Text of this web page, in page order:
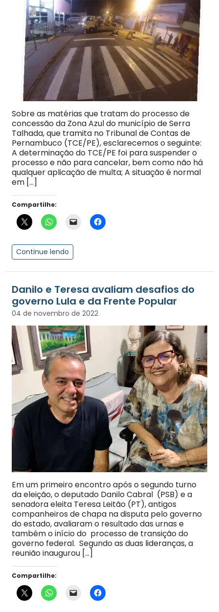
Sobre as matérias que tratam do processo de
concessão da Zona Azul do município de Serra
Talhada, que tramita no Tribunal de Contas de
Pernambuco (TCE/PE), esclarecemos o seguinte:
A determinação do TCE/PE foi para suspender o
processo e não para cancelar, bem como não há
qualquer aplicação de multa; A situação é normal
em […]
Compartilhe:
Continue lendo
Danilo e Teresa avaliam desafios do
governo Lula e da Frente Popular
04 de novembro de 2022
Em um primeiro encontro após o segundo turno
da eleição, o deputado Danilo Cabral (PSB) e a
senadora eleita Teresa Leitão (PT), antigos
companheiros de chapa na disputa pelo governo
do estado, avaliaram o resultado das urnas e
também o início do processo de transição do
governo federal. Segundo as duas lideranças, a
reunião inaugurou […]
Compartilhe: